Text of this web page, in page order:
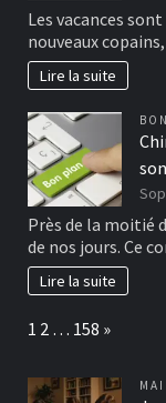
Les vacances
nouveaux
Lire la suite
Près de la moitié
de nos jours. Ce
Lire la suite
Page:
1 2 … 158 Next
»